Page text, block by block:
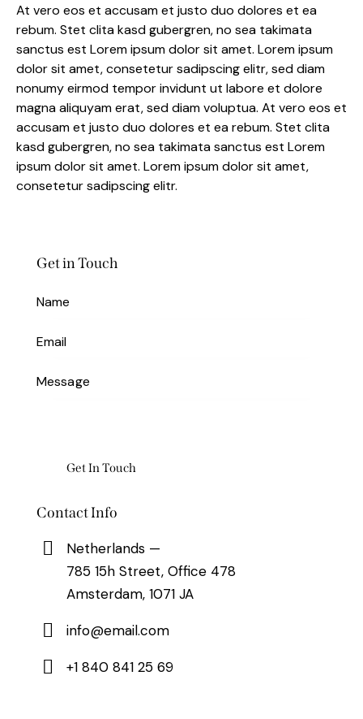
At vero eos et accusam et justo duo dolores et ea
rebum. Stet clita kasd gubergren, no sea takimata
sanctus est Lorem ipsum dolor sit amet. Lorem ipsum
dolor sit amet, consetetur sadipscing elitr, sed diam
nonumy eirmod tempor invidunt ut labore et dolore
magna aliquyam erat, sed diam voluptua. At vero eos et
accusam et justo duo dolores et ea rebum. Stet clita
kasd gubergren, no sea takimata sanctus est Lorem
ipsum dolor sit amet. Lorem ipsum dolor sit amet,
consetetur sadipscing elitr.
Get in Touch
Contact Info
Netherlands —
785 15h Street, Office 478
Amsterdam, 1071 JA
info@email.com
+1 840 841 25 69